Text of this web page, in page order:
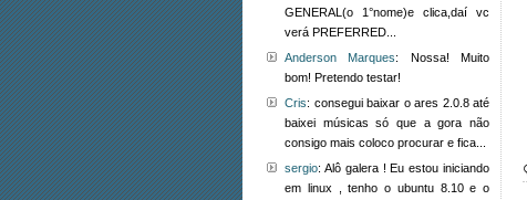
GENERAL(o 1°nome)e clica,daí vc
verá PREFERRED...
Anderson Marques: Nossa! Muito
bom! Pretendo testar!
Cris: consegui baixar o ares 2.0.8 até
baixei músicas só que a gora não
consigo mais coloco procurar e fica...
sergio: Alô galera ! Eu estou iniciando
em linux , tenho o ubuntu 8.10 e o